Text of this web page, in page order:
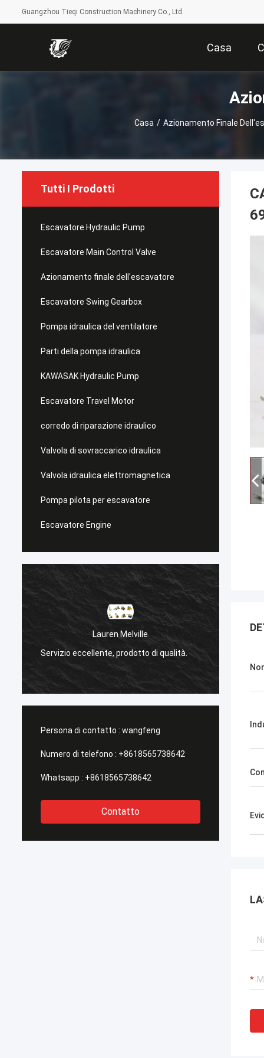
Guangzhou Tieqi Construction Machinery Co., Ltd.
Casa
Casa / Azionamento Finale
Tutti I Prodotti
Escavatore Hydraulic Pump
Escavatore Main Control Valve
Azionamento finale dell'escavatore
Escavatore Swing Gearbox
Pompa idraulica del ventilatore
Parti della pompa idraulica
KAWASAK Hydraulic Pump
Escavatore Travel Motor
corredo di riparazione idraulico
Valvola di sovraccarico idraulica
Valvola idraulica elettromagnetica
Pompa pilota per escavatore
Escavatore Engine
Lauren Melville
Servizio eccellente, prodotto di qualità.
Persona di contatto : wangfeng
Numero di telefono : +8618565738642
Whatsapp : +8618565738642
Contatto